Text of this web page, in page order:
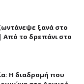
ξανά στο
το δρεπάνι στο
Η διαδρομή που